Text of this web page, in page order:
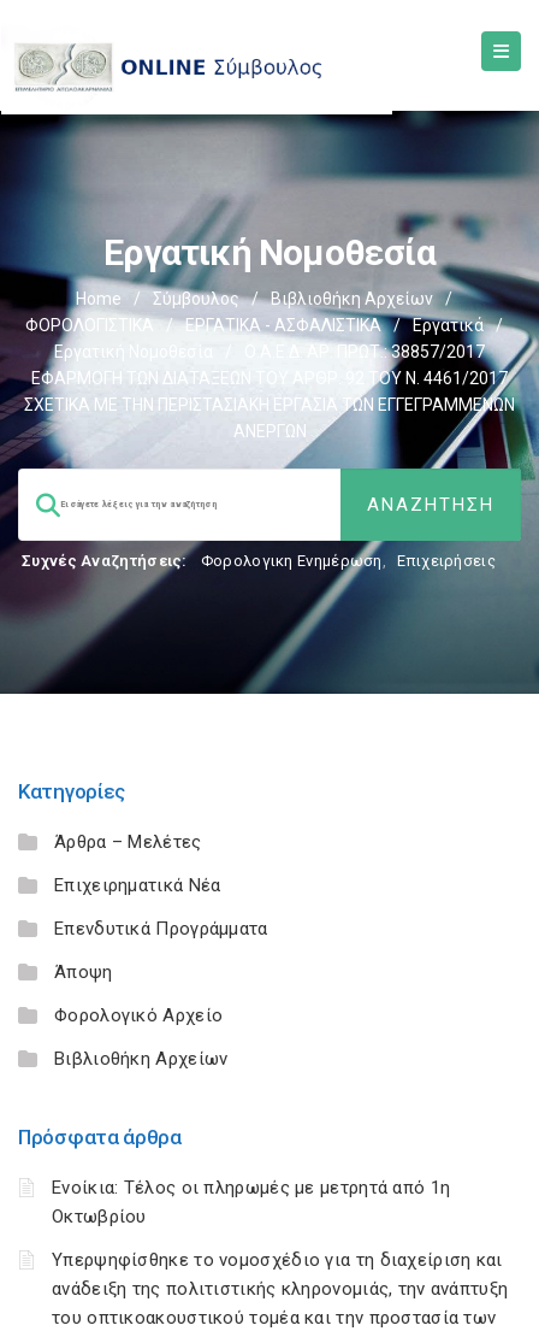
Εργατική Νομοθεσία
Home / Σύμβουλος / Βιβλιοθήκη Αρχείων
/
ΦΟΡΟΛΟΓΙΣΤΙΚΑ
/ ΕΡΓΑΤΙΚΑ - ΑΣΦΑΛΙΣΤΙΚΑ / Εργατικά
/
Εργατική Νομοθεσία
Ο.Α.Ε.Δ. ΑΡ. ΠΡΩΤ.: 38857/2017
ΕΦΑΡΜΟΓΗ ΤΩΝ ΔΙΑΤΑΞΕΩΝ ΤΟΥ ΑΡΘΡ. 92 ΤΟΥ Ν. 4461/2017
ΣΧΕΤΙΚΑ ΜΕ ΤΗΝ ΠΕΡΙΣΤΑΣΙΑΚΗ ΕΡΓΑΣΙΑ ΤΩΝ ΕΓΓΕΓΡΑΜΜΕΝΩΝ
ΑΝΕΡΓΩΝ
Συχνές Αναζητήσεις: Φορολογικη Ενημέρωση, Επιχειρήσεις
Κατηγορίες
Άρθρα – Μελέτες
Επιχειρηματικά Νέα
Επενδυτικά Προγράμματα
Άποψη
Φορολογικό Αρχείο
Βιβλιοθήκη Αρχείων
Πρόσφατα άρθρα
Ενοίκια: Τέλος οι πληρωμές με μετρητά από 1η
Οκτωβρίου
Υπερψηφίσθηκε το νομοσχέδιο για τη διαχείριση και
ανάδειξη της πολιτιστικής κληρονομιάς, την ανάπτυξη
του οπτικοακουστικού τομέα και την προστασία των